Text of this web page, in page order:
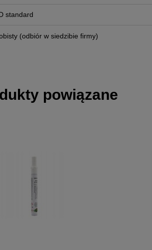
standard
(odbiór w siedzibie firmy)
powiązane